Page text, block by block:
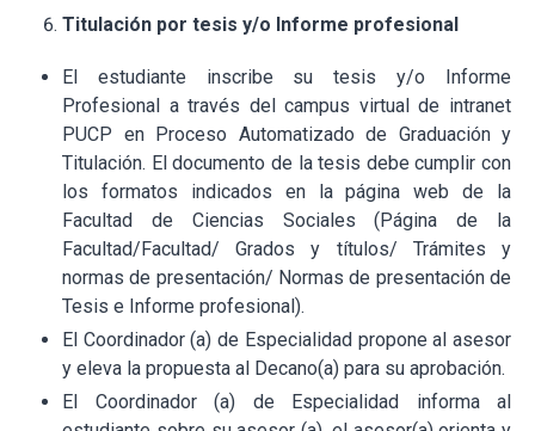
Titulación por tesis y/o Informe profesional
El estudiante inscribe su tesis y/o Informe
Profesional a través del campus virtual de intranet
PUCP en Proceso Automatizado de Graduación y
Titulación. El documento de la tesis debe cumplir con
los formatos indicados en la página web de la
Facultad de Ciencias Sociales (Página de la
Facultad/Facultad/ Grados y títulos/ Trámites y
normas de presentación/ Normas de presentación de
Tesis e Informe profesional).
El Coordinador (a) de Especialidad propone al asesor
y eleva la propuesta al Decano(a) para su aprobación.
El Coordinador (a) de Especialidad informa al